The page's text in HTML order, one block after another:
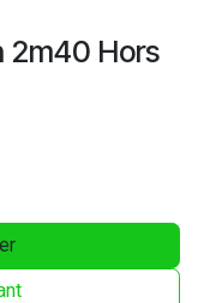
2m40 Hors